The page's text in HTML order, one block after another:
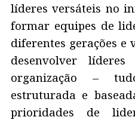
líderes versáteis no
formar equipes de
diferentes gerações e
desenvolver
organização –
estruturada e
prioridades de